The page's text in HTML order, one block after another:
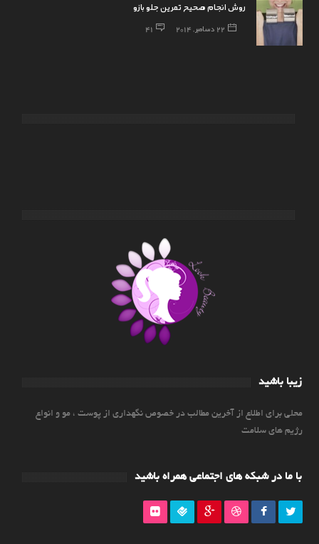
روش انجام صحیح تمرین جلو بازو
22 دسامبر, 2014 41
زیبا باشید
محلی برای اطلاع از آخرین مطالب در خصوص نگهداری از پوست ، مو و انواع
رژیم های سلامت
با ما در شبکه های اجتماعی همراه باشید